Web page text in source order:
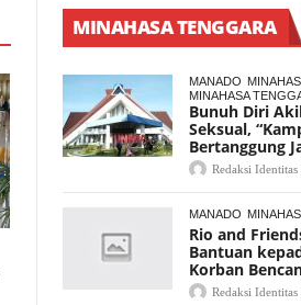
MINAHASA TENGGARA
MANADO
MINAHASA
Bunuh Diri
Seksual,
Bertanggung
Redaksi Identitas
MANADO
Rio and
Bantuan
Korban
Redaksi Identitas